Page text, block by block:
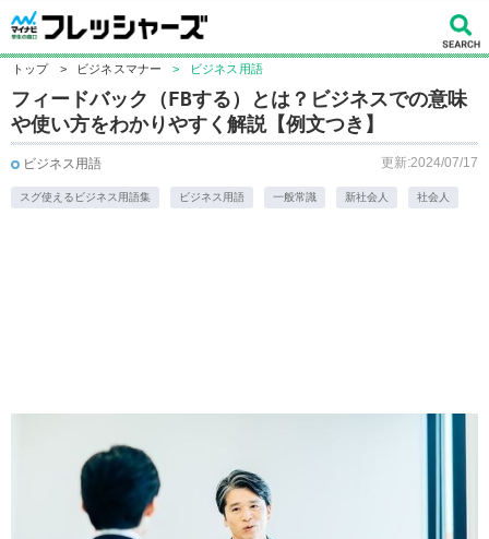
トップ > ビジネスマナー > ビジネス用語
フィードバック（FBする）とは？ビジネスでの意味
や使い方をわかりやすく解説【例文つき】
ビジネス用語 更新:2024/07/17
スグ使えるビジネス用語集 ビジネス用語 一般常識 新社会人 社会人